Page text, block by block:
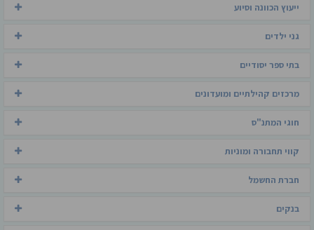
ייעוץ הכוונה וסיוע
גני ילדים
בתי ספר יסודיים
מרכזים קהילתיים ומועדונים
חוגי המתנ"ס
קווי תחבורה ומוניות
חברת החשמל
בנקים